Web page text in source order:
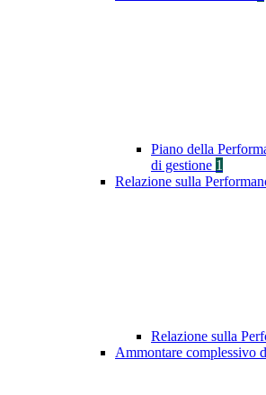
Piano della
di gestione 1
Relazione sulla
Relazione sulla
Ammontare complessivo